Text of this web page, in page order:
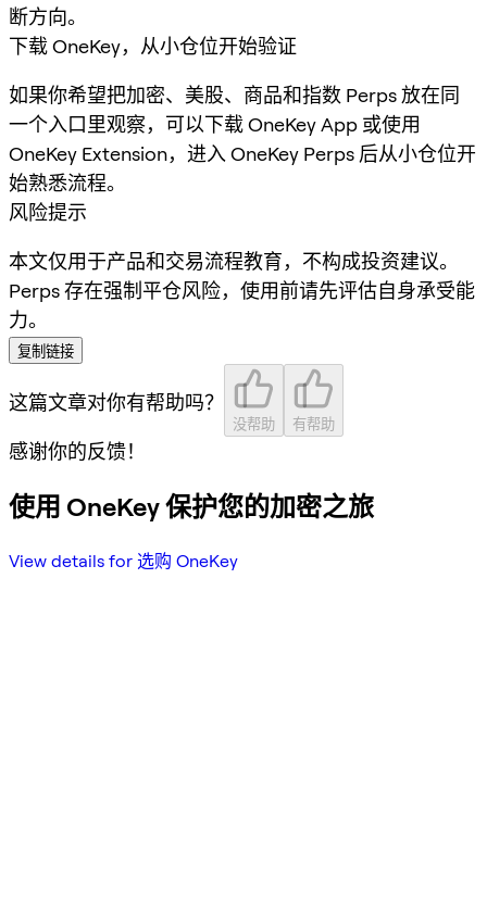
断方向。
下载 OneKey，从小仓位开始验证
如果你希望把加密、美股、商品和指数 Perps 放在同
一个入口里观察，可以下载 OneKey App 或使用
OneKey Extension，进入 OneKey Perps 后从小仓位开
始熟悉流程。
风险提示
本文仅用于产品和交易流程教育，不构成投资建议。
Perps 存在强制平仓风险，使用前请先评估自身承受能
力。
复制链接
这篇文章对你有帮助吗？
没帮助 有帮助
感谢你的反馈！
使用 OneKey 保护您的加密之旅
View details for 选购 OneKey